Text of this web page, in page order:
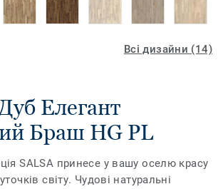
Всі дизайни (14)
Елегант
Браш HG PL
SALSA принесе у вашу оселю красу
світу. Чудові натуральні